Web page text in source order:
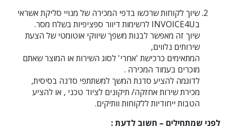
שיוך לקוחות שרכשו בדפי המכירה של מנויי סליקת אשראי
בINVOICE4U לרשימות דיוור ספציפיות בשלח מסר.
שיוך זה מאפשר לבנות משפך שיווקי אוטומטי של הצעת
שירותים נלווים,
המתאימים כרכישת 'אחרי' לסוג השירות או המוצר שאתם
מוכרים בעמוד המכירה .
לדוגמה להציע סדנת המשך למשתתפי סדנה בסיסית,
מכירת שירות אחזקה/ תיקונים לציוד טכני , או להציע
הטבות ייחודיות ללקוחות וותיקים.
לפני שמתחילים – חשוב לדעת :